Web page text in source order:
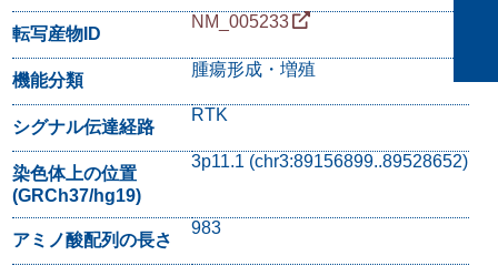
転写産物ID
NM_005233
機能分類
腫瘍形成・増殖
シグナル伝達経路
RTK
染色体上の位置
(GRCh37/hg19)
3p11.1 (chr3:89156899..89528652)
アミノ酸配列の長さ
983